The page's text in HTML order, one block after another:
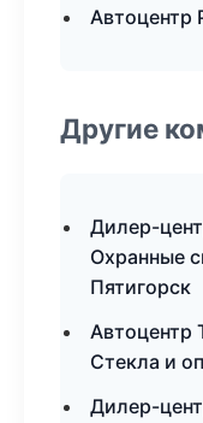
Автоцентр
Другие
Дилер-
Охранные
Пятигорск
Автоцентр
Стекла и
Дилер-